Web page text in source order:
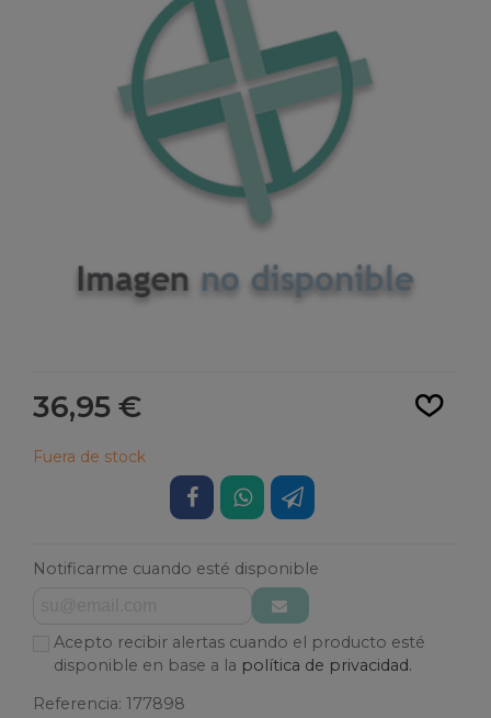
36,95 €
Fuera de stock
Notificarme cuando esté disponible
Acepto recibir alertas cuando el producto esté
disponible en base a la política de privacidad.
Referencia: 177898